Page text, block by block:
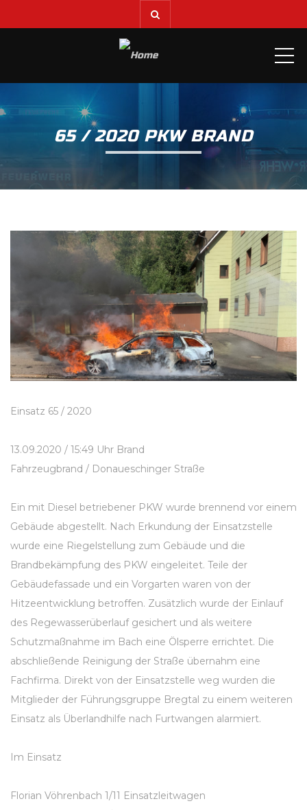
65 / 2020 PKW BRAND
Einsatz 65 / 2020
13.09.2020 / 15:49 Uhr Brand
Fahrzeugbrand / Donaueschinger Straße
Ein mit Diesel betriebener PKW wurde brennend vor einem
Gebäude abgestellt. Nach Erkundung der Einsatzstelle
wurde eine Riegelstellung zum Gebäude und die
Brandbekämpfung des PKW eingeleitet. Teile der
Gebäudefassade und ein Vorgarten waren von der
Hitzeentwicklung betroffen. Zusätzlich wurde der Einlauf
des Regewasserüberlauf gesichert und als weitere
Schutzmaßnahme im Bach eine Ölsperre errichtet. Die
abschließende Reinigung der Straße übernahm eine
Fachfirma. Direkt von der Einsatzstelle weg wurden die
Mitglieder der Führungsgruppe Bregtal zu einem weiteren
Einsatz als Überlandhilfe nach Furtwangen alarmiert.
Im Einsatz
Florian Vöhrenbach 1/11 Einsatzleitwagen